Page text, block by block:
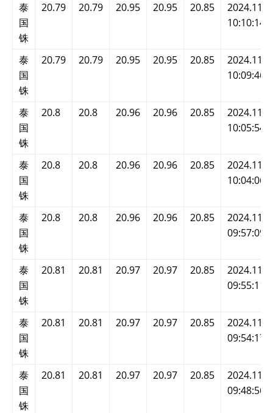
泰
国
铢
20.79 20.79 20.95 20.95 20.85
10:10:14
泰
国
铢
20.79 20.79 20.95 20.95 20.85
10:09:46
泰
国
铢
20.8 20.8 20.96 20.96 20.85
10:05:54
泰
国
铢
20.8 20.8 20.96 20.96 20.85
10:04:06
泰
国
铢
20.8 20.8 20.96 20.96 20.85
09:57:09
泰
国
铢
20.81 20.81 20.97 20.97 20.85
09:55:11
泰
国
铢
20.81 20.81 20.97 20.97 20.85
09:54:17
泰
国
铢
20.81 20.81 20.97 20.97 20.85
09:48:56